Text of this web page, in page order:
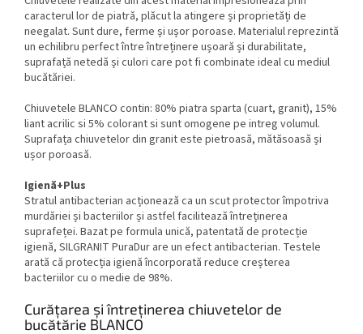
caracterul lor de piatră, plăcut la atingere și proprietăți de
neegalat. Sunt dure, ferme și ușor poroase. Materialul reprezintă
un echilibru perfect între întreținere ușoară și durabilitate,
suprafață netedă și culori care pot fi combinate ideal cu mediul
bucătăriei.
Chiuvetele BLANCO contin: 80% piatra sparta (cuart, granit), 15%
liant acrilic si 5% colorant si sunt omogene pe intreg volumul.
Suprafața chiuvetelor din granit este pietroasă, mătăsoasă și
ușor poroasă.
Igienă+Plus
Stratul antibacterian acționează ca un scut protector împotriva
murdăriei și bacteriilor și astfel facilitează întreținerea
suprafeței. Bazat pe formula unică, patentată de protecție
igienă, SILGRANIT PuraDur are un efect antibacterian. Testele
arată că protecția igienă încorporată reduce creșterea
bacteriilor cu o medie de 98%.
Curățarea și întreținerea chiuvetelor de
bucătărie BLANCO